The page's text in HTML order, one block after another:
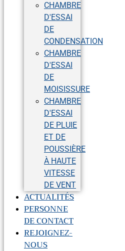
CHAMBRE
D'ESSAI
DE
CONDENSATION
CHAMBRE
D'ESSAI
DE
MOISISSURE
CHAMBRE
D'ESSAI
DE PLUIE
ET DE
POUSSIÈRE
À HAUTE
VITESSE
DE VENT
ACTUALITÉS
PERSONNE
DE CONTACT
REJOIGNEZ-
NOUS